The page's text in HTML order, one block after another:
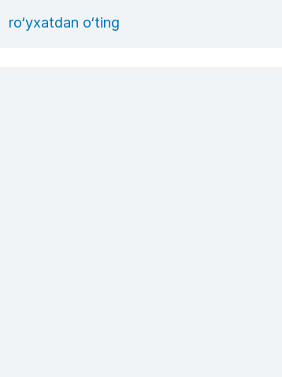
ro‘yxatdan o‘ting